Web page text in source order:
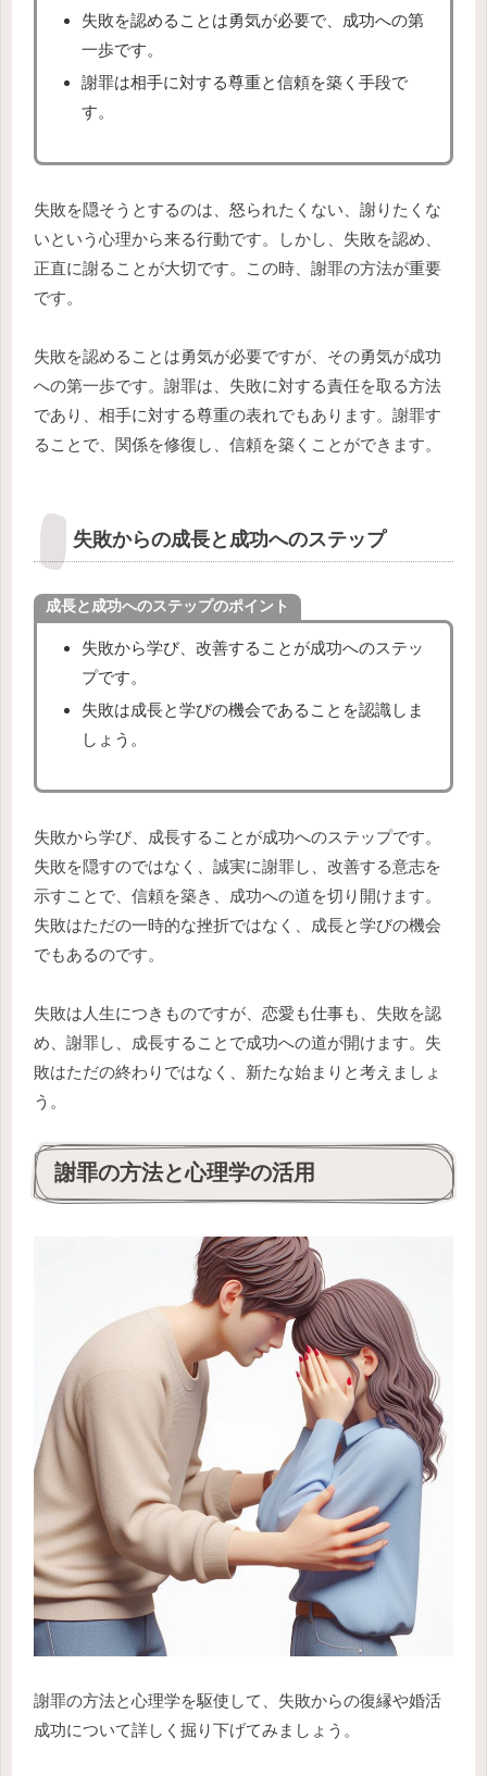
失敗を認めることは勇気が必要で、成功への第
一歩です。
謝罪は相手に対する尊重と信頼を築く手段で
す。
失敗を隠そうとするのは、怒られたくない、謝りたくな
いという心理から来る行動です。しかし、失敗を認め、
正直に謝ることが大切です。この時、謝罪の方法が重要
です。
失敗を認めることは勇気が必要ですが、その勇気が成功
への第一歩です。謝罪は、失敗に対する責任を取る方法
であり、相手に対する尊重の表れでもあります。謝罪す
ることで、関係を修復し、信頼を築くことができます。
失敗からの成長と成功へのステップ
成長と成功へのステップのポイント
失敗から学び、改善することが成功へのステッ
プです。
失敗は成長と学びの機会であることを認識しま
しょう。
失敗から学び、成長することが成功へのステップです。
失敗を隠すのではなく、誠実に謝罪し、改善する意志を
示すことで、信頼を築き、成功への道を切り開けます。
失敗はただの一時的な挫折ではなく、成長と学びの機会
でもあるのです。
失敗は人生につきものですが、恋愛も仕事も、失敗を認
め、謝罪し、成長することで成功への道が開けます。失
敗はただの終わりではなく、新たな始まりと考えましょ
う。
謝罪の方法と心理学の活用
謝罪の方法と心理学を駆使して、失敗からの復縁や婚活
成功について詳しく掘り下げてみましょう。